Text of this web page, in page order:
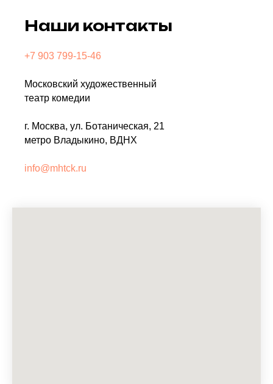
Наши контакты
+7 903 799-15-46
Московский художественный
театр комедии
г. Москва, ул. Ботаническая, 21
метро Владыкино, ВДНХ
info@mhtck.ru